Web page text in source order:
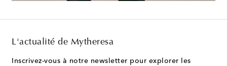
L'actualité de Mytheresa
Inscrivez-vous à notre newsletter pour explorer les